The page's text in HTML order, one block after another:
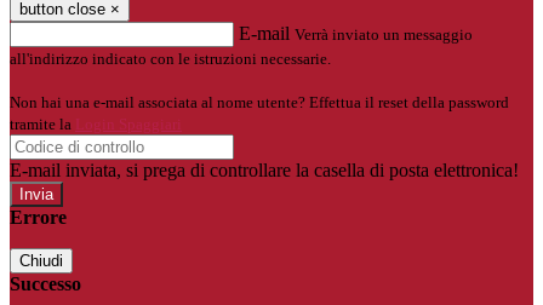
button close ×
E-mail Verrà inviato un messaggio
all'indirizzo indicato con le istruzioni necessarie.
Non hai una e-mail associata al nome utente? Effettua il reset della password
tramite la
Login Spaggiari
E-mail inviata, si prega di controllare la casella di posta elettronica!
Errore
Chiudi
Successo